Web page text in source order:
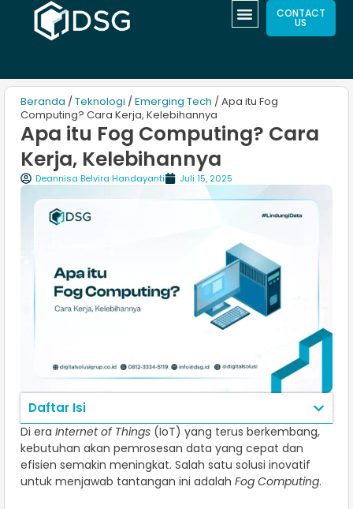
CONTACT
US
Beranda / Teknologi / Emerging Tech / Apa itu Fog
Computing? Cara Kerja, Kelebihannya
Apa itu Fog Computing? Cara
Kerja, Kelebihannya
Deannisa Belvira Handayanti Juli 15, 2025
Daftar Isi
Di era Internet of Things (IoT) yang terus berkembang,
kebutuhan akan pemrosesan data yang cepat dan
efisien semakin meningkat. Salah satu solusi inovatif
untuk menjawab tantangan ini adalah Fog Computing.